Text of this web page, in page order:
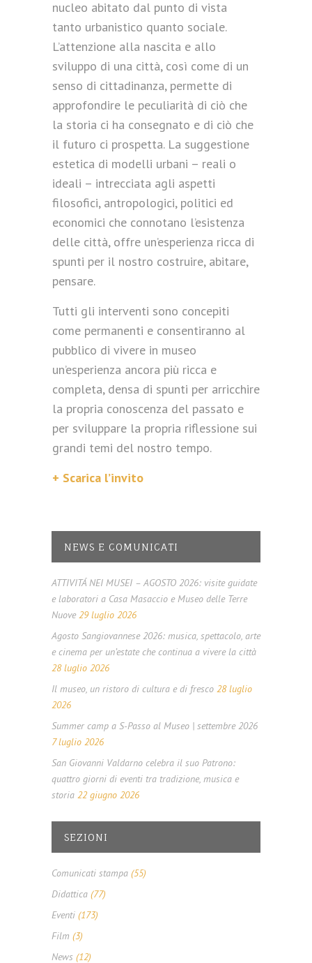
nucleo abitato dal punto di vista
tanto urbanistico quanto sociale.
L’attenzione alla nascita e allo
sviluppo di una città, così come di un
senso di cittadinanza, permette di
approfondire le peculiarità di ciò che
la storia ci ha consegnato e di ciò che
il futuro ci prospetta. La suggestione
estetica di modelli urbani – reali o
ideali – intrecciata agli aspetti
filosofici, antropologici, politici ed
economici che connotano l’esistenza
delle città, offre un’esperienza ricca di
spunti per il nostro costruire, abitare,
pensare.
Tutti gli interventi sono concepiti
come permanenti e consentiranno al
pubblico di vivere in museo
un’esperienza ancora più ricca e
completa, densa di spunti per arricchire
la propria conoscenza del passato e
per sviluppare la propria riflessione sui
grandi temi del nostro tempo.
+ Scarica l’invito
NEWS E COMUNICATI
ATTIVITÁ NEI MUSEI – AGOSTO 2026: visite guidate
e laboratori a Casa Masaccio e Museo delle Terre
Nuove 29 luglio 2026
Agosto Sangiovannese 2026: musica, spettacolo, arte
e cinema per un’estate che continua a vivere la città
28 luglio 2026
Il museo, un ristoro di cultura e di fresco 28 luglio
2026
Summer camp a S-Passo al Museo | settembre 2026
7 luglio 2026
San Giovanni Valdarno celebra il suo Patrono:
quattro giorni di eventi tra tradizione, musica e
storia 22 giugno 2026
SEZIONI
Comunicati stampa (55)
Didattica (77)
Eventi (173)
Film (3)
News (12)